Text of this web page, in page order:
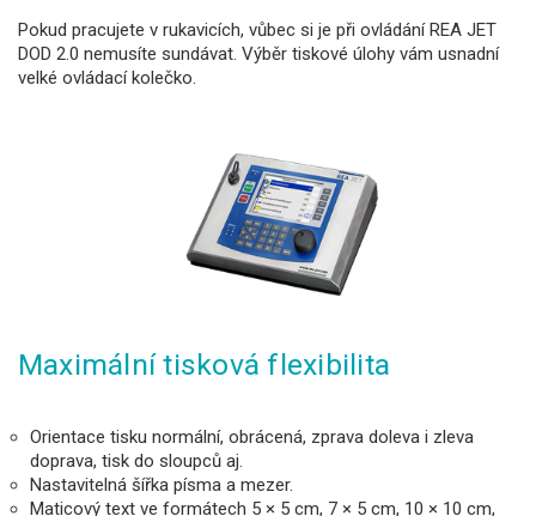
Pokud pracujete v rukavicích, vůbec si je při ovládání REA JET
DOD 2.0 nemusíte sundávat. Výběr tiskové úlohy vám usnadní
velké ovládací kolečko.
Maximální tisková flexibilita
Orientace tisku normální, obrácená, zprava doleva i zleva
doprava, tisk do sloupců aj.
Nastavitelná šířka písma a mezer.
Maticový text ve formátech 5 × 5 cm, 7 × 5 cm, 10 × 10 cm,